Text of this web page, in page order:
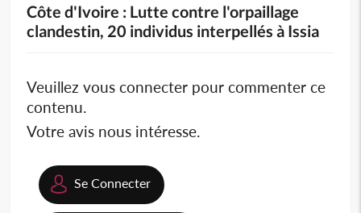
Côte d'Ivoire : Lutte contre l'orpaillage
clandestin, 20 individus interpellés à Issia
Veuillez vous connecter pour commenter ce
contenu.
Votre avis nous intéresse.
Se Connecter